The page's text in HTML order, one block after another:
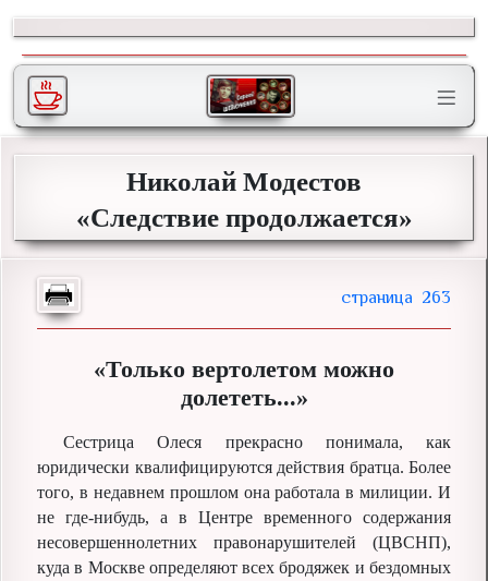
Николай Модестов
«Следствие продолжается»
263
«Только вертолетом можно
долететь...»
Сестрица Олеся прекрасно понимала, как
юридически квалифицируются действия братца. Более
того, в недавнем прошлом она работала в милиции. И
не где-нибудь, а в Центре временного содержания
несовершеннолетних правонарушителей (ЦВСНП),
куда в Москве определяют всех бродяжек и бездомных